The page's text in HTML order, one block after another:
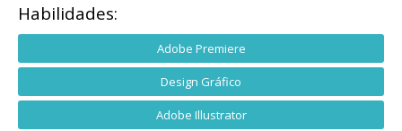
Habilidades:
Adobe Premiere
Design Gráfico
Adobe Illustrator